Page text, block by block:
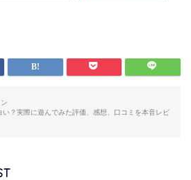
い？実際に遊んでみた評価、感想、口コミを本音レビ